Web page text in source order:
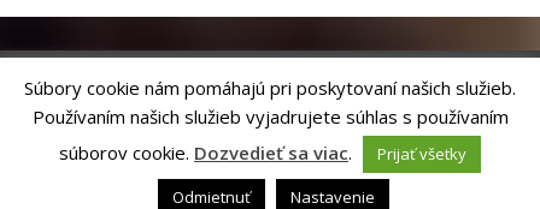
RiešenieANTIK SMART CITY
| Technický prevádzkovateľ – MVI
Technology, s.r.o.
Správca webového sídla: Mesto Levoča, Námestie Majstra Pavla 4, 054 01
webmaster@levoca.sk|Vyhlásenie o prístupnosti
Súbory cookie nám pomáhajú pri poskytovaní našich služieb.
Používaním našich služieb vyjadrujete súhlas s používaním
súborov cookie. Dozvedieť sa viac.
Prijať všetky
Odmietnuť
Nastavenie